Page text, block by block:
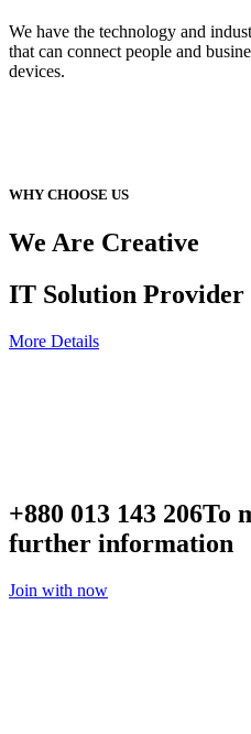
We have the technology and
that can connect people and
devices.
WHY CHOOSE US
We Are Creative
IT Solution Provider
More Details
+880 013 143 206To
further information
Join with now